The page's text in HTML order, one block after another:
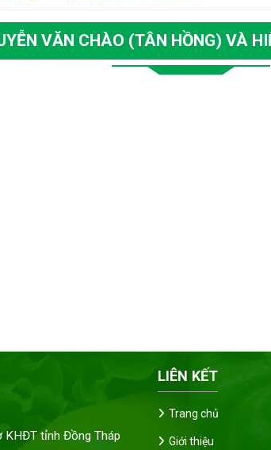
VĂN CHÀO (TÂN HỒNG) VÀ
tỉnh Đồng Tháp
LIÊN KẾT
Trang chủ
Giới thiệu